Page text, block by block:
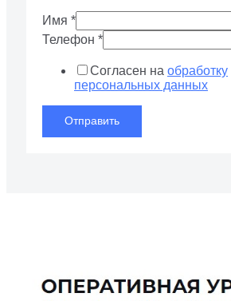
Имя *
Телефон *
Согласен на обработку
персональных данных
Отправить